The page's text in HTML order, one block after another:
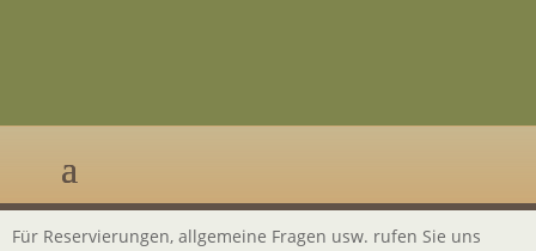
Für Reservierungen, allgemeine Fragen usw. rufen Sie uns